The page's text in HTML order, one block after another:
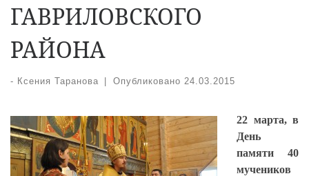
ГАВРИЛОВСКОГО
РАЙОНА
- Ксения Таранова Опубликовано 24.03.2015
22 марта, в
День
памяти 40
мучеников